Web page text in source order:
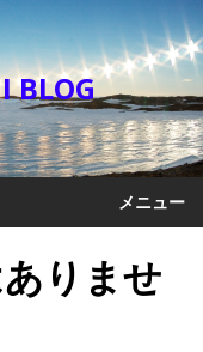
BLOG
メニュー
りませ